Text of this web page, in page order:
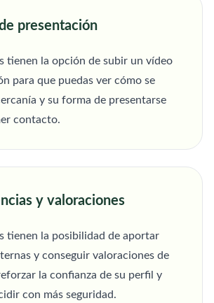
presentación
tienen la opción de subir un vídeo
para que puedas ver cómo se
y su forma de presentarse
contacto.
y valoraciones
tienen la posibilidad de aportar
y conseguir valoraciones de
la confianza de su perfil y
con más seguridad.